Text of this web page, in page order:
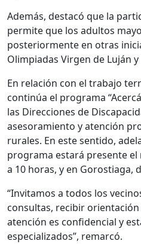
Además, destacó que la
permite que los adultos
posteriormente en otras
Olimpiadas Virgen de Luján
En relación con el trabajo
continúa el programa
las Direcciones de
asesoramiento y atención
rurales. En este sentido,
programa estará presente el
a 10 horas, y en Gorostiaga,
“Invitamos a todos los
consultas, recibir
atención es confidencial y
especializados”, remarcó.